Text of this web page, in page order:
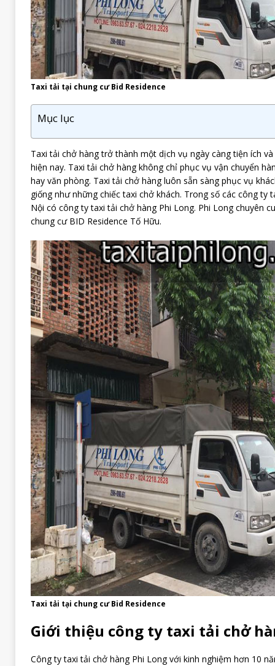
Taxi tải tại chung cư Bid Residence
Mục lục
Taxi tải chở hàng trở thành một dịch vụ ngày càng tiện ích
hiện nay. Taxi tải chở hàng không chỉ phục vụ vận chuyển
hay văn phòng. Taxi tải chở hàng luôn sẵn sàng phục vụ
giống như những chiếc taxi chở khách. Trong số các công ty
Nội có công ty taxi tải chở hàng Phi Long. Phi Long chuyên
chung cư BID Residence Tố Hữu.
Taxi tải tại chung cư Bid Residence
Giới thiệu công ty taxi tải chở
Công ty taxi tải chở hàng Phi Long với kinh nghiệm hơn 10